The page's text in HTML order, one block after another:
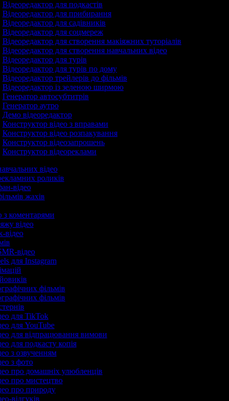
Відеоредактор для подкастів
Відеоредактор для прибирання
Відеоредактор для садівників
Відеоредактор для соцмереж
Відеоредактор для створення макіяжних туторіалів
Відеоредактор для створення навчальних відео
Відеоредактор для турів
Відеоредактор для турів по дому
Відеоредактор трейлерів до фільмів
Відеоредактор із зеленою ширмою
Генератор автосубтитрів
Генератор аутро
Демо відеоредактор
Конструктор відео з вправами
Конструктор відео розпакування
Конструктор відеозапрошень
Конструктор відеореклами
відео
роликів
відео
жахів
з коментарями
відео
відео
відео
для Instagram
фільмів
фільмів
для TikTok
для YouTube
для відпрацювання вимови
для подкасту копія
з озвученням
з фото
про домашніх улюбленців
про мистецтво
про природу
відгуків